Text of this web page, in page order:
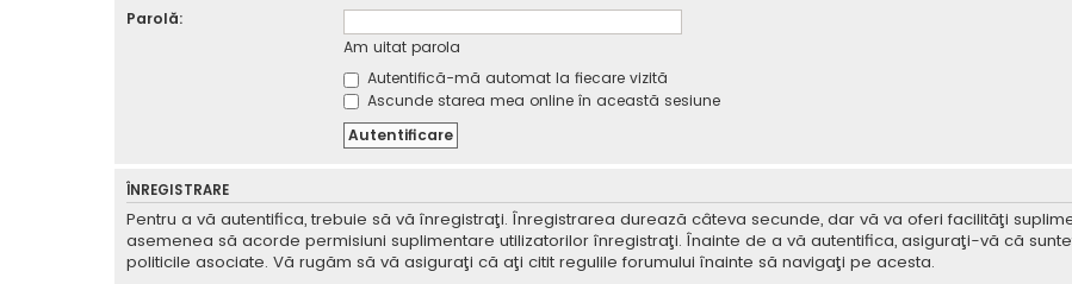
Parolă:
Am uitat parola
Autentifică-mă automat la fiecare vizită
Ascunde starea mea online în această sesiune
ÎNREGISTRARE
Pentru a vă autentifica, trebuie să vă înregistraţi. Înregistrarea durează câteva secunde, dar vă va oferi facilităţi
asemenea să acorde permisiuni suplimentare utilizatorilor înregistraţi. Înainte de a vă autentifica, asiguraţi-vă că
politicile asociate. Vă rugăm să vă asiguraţi că aţi citit regulile forumului înainte să navigaţi pe acesta.